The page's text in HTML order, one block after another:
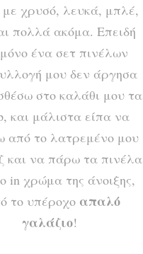
χρυσό, λευκά, μπλέ,
πολλά ακόμα. Επειδή
ένα σετ πινέλων
μου δεν άργησα
στο καλάθι μου τα
και μάλιστα είπα να
από το λατρεμένο μου
και να πάρω τα πινέλα
in χρώμα της άνοιξης,
το υπέροχο απαλό
γαλάζιο!